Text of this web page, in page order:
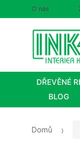
O nás
DŘEVĚNÉ
BLOG
Domů